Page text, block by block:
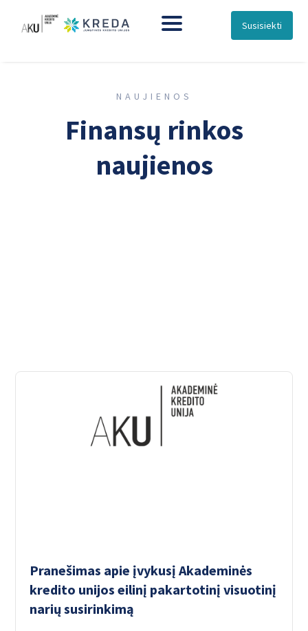
Susisiekti
NAUJIENOS
Finansų rinkos
naujienos
Pranešimas apie įvykusį Akademinės
kredito unijos eilinį pakartotinį visuotinį
narių susirinkimą